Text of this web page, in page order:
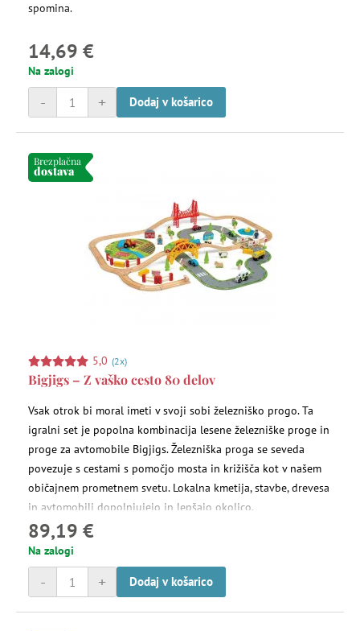
spomina.
14,69 €
Na zalogi
+
- Dodaj v košarico
Brezplačna
dostava
5,0 (2x)
Bigjigs – Z vaško cesto 80 delov
Vsak otrok bi moral imeti v svoji sobi železniško progo. Ta
igralni set je popolna kombinacija lesene železniške proge in
proge za avtomobile Bigjigs. Železniška proga se seveda
povezuje s cestami s pomočjo mosta in križišča kot v našem
običajnem prometnem svetu. Lokalna kmetija, stavbe, drevesa
in avtomobili dopolnjujejo in lepšajo okolico.
89,19 €
Na zalogi
+
- Dodaj v košarico